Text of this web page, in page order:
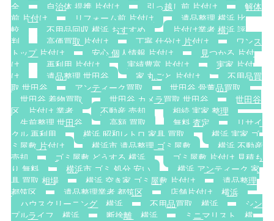
全
自治体 提携 片付け 引っ越し前 片付け
解体
前 片付け
リフォーム前 片付け
遺品整理 横浜 比
較
不用品回収 横浜 おすすめ
片付け業者 横浜 評
判
高価買取 片付け 丁寧 仕分け 片付け
ワンス
トップ 片付け
安心 個人情報 片付け
見つかる 片付
け
再利用 片付け 実績豊富 片付け
実家 片付
け
遺品整理 世田谷 家 丸ごと 片付け
不用品買
取 世田谷
アンティーク買取
世田谷 骨董品買取
世田谷 着物買取
世田谷 カメラ買取 世田谷
世田谷
区 片付け 業者
不動産 売却
相続 実家 整理
生前整理 世田谷
高額 買取 無料 査定
リサイ
クル 再利用
横浜 昭和レトロ 家具 買取
横浜 実家 ゴ
ミ屋敷 片付け
横浜市 遺品整理 ゴミ屋敷
横浜 不動産
売却
ゴミ屋敷 どうする 横浜
ゴミ屋敷 片付け 見積も
り 無料
横浜市 ゴミ 処分 安い
横浜 アンティーク 家
具 買取 相場
横浜 空き家 ゴミ屋敷 片付け
遺品整理
都筑区
遺品整理業者 都筑区
店舗片付け 横浜
ハウスクリーニング 横浜
不用品買取 横浜
シン
プルライフ 横浜
断捨離 横浜
ミニマリスト 横